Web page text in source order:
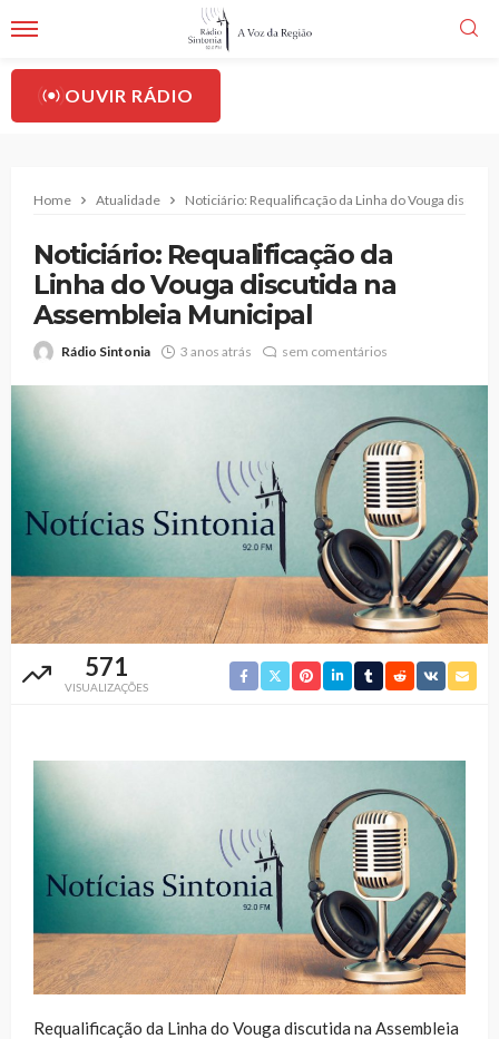
OUVIR RÁDIO
Home Atualidade Noticiário: Requalificação da Linha do Vouga
Noticiário: Requalificação da
Linha do Vouga discutida na
Assembleia Municipal
Rádio Sintonia 3 anos atrás sem comentários
571
VISUALIZAÇÕES
Requalificação da Linha do Vouga discutida na Assembleia